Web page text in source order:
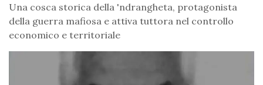
Una cosca storica della 'ndrangheta, protagonista
della guerra mafiosa e attiva tuttora nel controllo
economico e territoriale